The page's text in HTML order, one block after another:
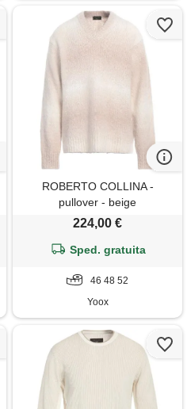
ROBERTO COLLINA -
pullover - beige
224,00 €
Sped. gratuita
46 48 52
Yoox